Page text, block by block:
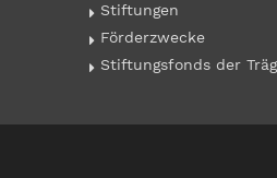
Stiftungen
Förderzwecke
Stiftungsfonds der